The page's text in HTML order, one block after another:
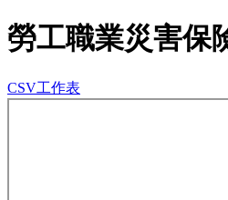
勞工職業災害保
CSV工作表